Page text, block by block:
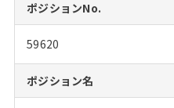
MBAからのFAQ
MBA留学生数の推移
インターン受入企業一覧
外資系／面接攻略のコツ
キャリアに効く一冊
注目企業インタビュー
プロ経営者の特別セミナー
Career Talk Live
パブリシティ
ニュースリリース
ポジションNo.
59620
ポジション名